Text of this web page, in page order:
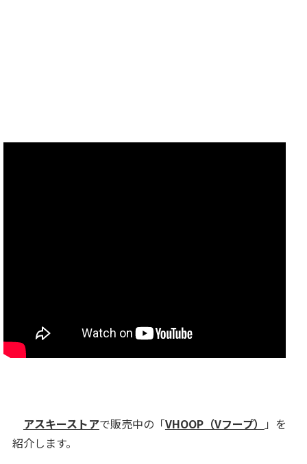
アスキーストアで販売中の「VHOOP（Vフープ）
」を
紹介します。